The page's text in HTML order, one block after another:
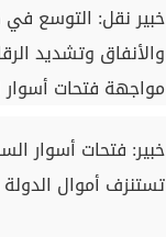
خبير نقل: التوسع في
والأنفاق وتشديد
مواجهة فتحات
خبير: فتحات أسوار
تستنزف أموال